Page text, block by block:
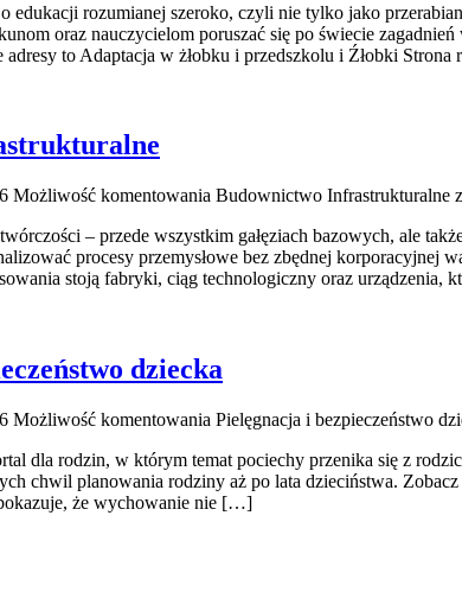
edukacji rozumianej szeroko, czyli nie tylko jako
oraz nauczycielom poruszać się po świecie
to Adaptacja w żłobku i przedszkolu i Źłobki
Możliwość komentowania Budownictwo Infrastrukturalne
– przede wszystkim gałęziach bazowych, ale
procesy przemysłowe bez zbędnej
stoją fabryki, ciąg technologiczny oraz
dziecka
Możliwość komentowania Pielęgnacja i bezpieczeństwo
dla rodzin, w którym temat pociechy przenika się z
chwil planowania rodziny aż po lata dzieciństwa.
że wychowanie nie […]